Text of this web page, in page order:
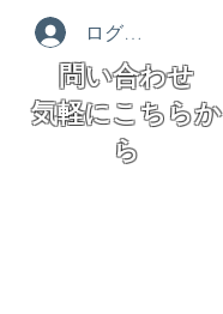
ログイン
問い合わせ
気軽にこちらか
ら